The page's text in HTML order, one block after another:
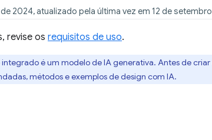
2024, atualizado pela última vez em 12 de
revise os requisitos de uso.
é um modelo de IA generativa. Antes de criar
métodos e exemplos de design com IA.